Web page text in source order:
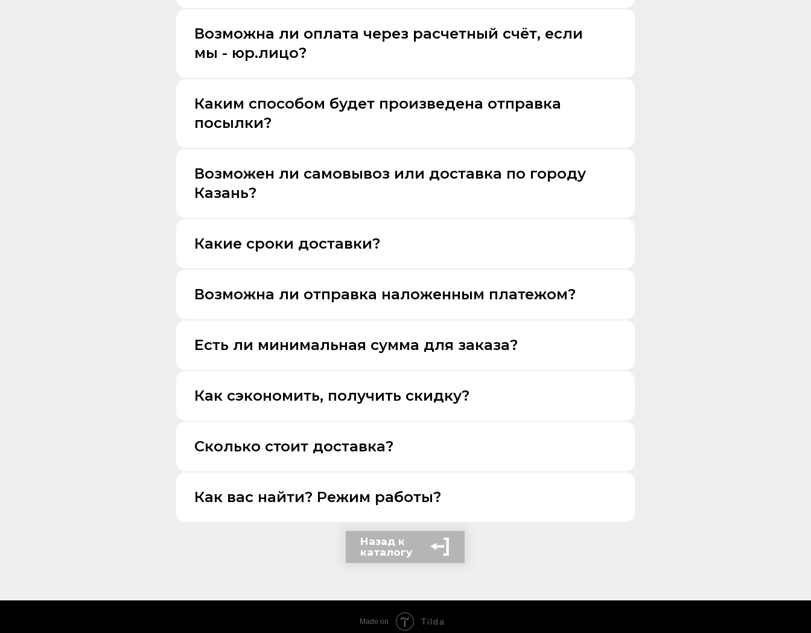
Возможна ли оплата через расчетный счёт, если
мы - юр.лицо?
Каким способом будет произведена отправка
посылки?
Возможен ли самовывоз или доставка по городу
Казань?
Какие сроки доставки?
Возможна ли отправка наложенным платежом?
Есть ли минимальная сумма для заказа?
Как сэкономить, получить скидку?
Сколько стоит доставка?
Как вас найти? Режим работы?
Назад к
каталогу
Made on Tilda